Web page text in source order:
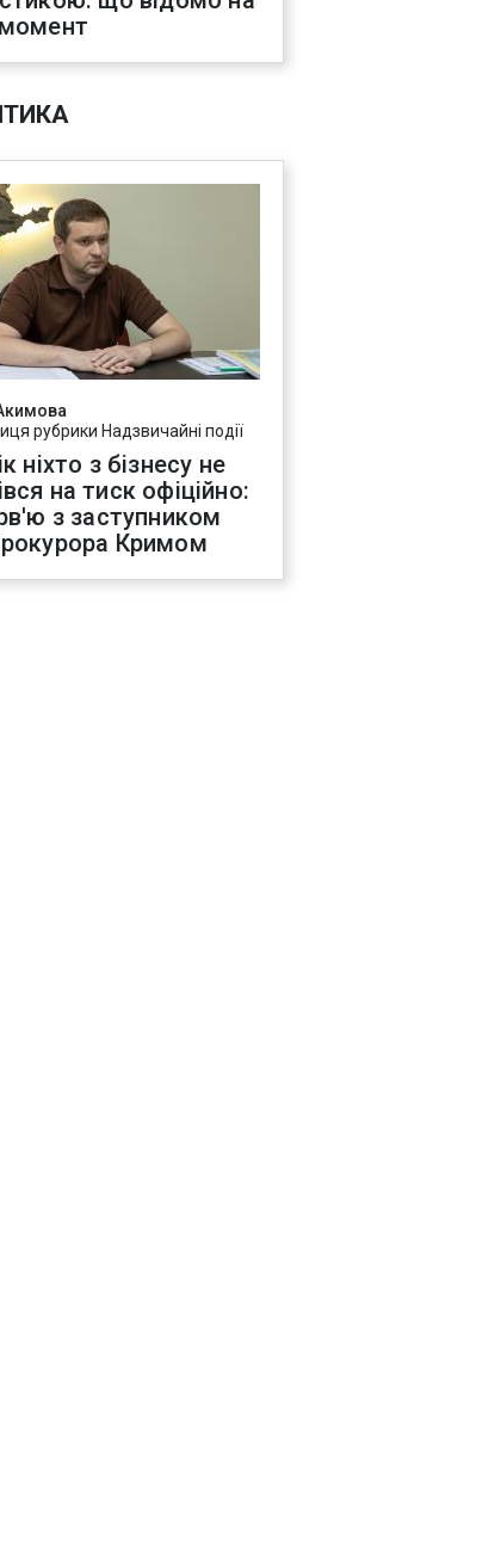
рубрики Надзвичайні події
ніхто з бізнесу не
на тиск офіційно:
з заступником
Кримом